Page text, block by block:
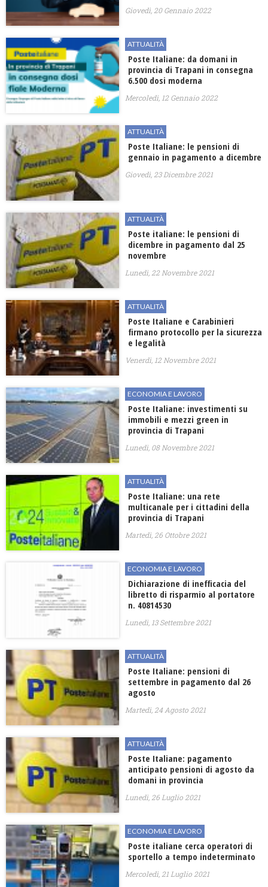
Giovedì, 20 Gennaio 2022
ATTUALITÀ
Poste Italiane: da domani in
provincia di Trapani in consegna
6.500 dosi moderna
Mercoledì, 12 Gennaio 2022
ATTUALITÀ
Poste Italiane: le pensioni di
gennaio in pagamento a dicembre
Giovedì, 23 Dicembre 2021
ATTUALITÀ
Poste italiane: le pensioni di
dicembre in pagamento dal 25
novembre
Lunedì, 22 Novembre 2021
ATTUALITÀ
Poste Italiane e Carabinieri
firmano protocollo per la sicurezza
e legalità
Venerdì, 12 Novembre 2021
ECONOMIA E LAVORO
Poste Italiane: investimenti su
immobili e mezzi green in
provincia di Trapani
Lunedì, 08 Novembre 2021
ATTUALITÀ
Poste Italiane: una rete
multicanale per i cittadini della
provincia di Trapani
Martedì, 26 Ottobre 2021
ECONOMIA E LAVORO
Dichiarazione di inefficacia del
libretto di risparmio al portatore
n. 40814530
Lunedì, 13 Settembre 2021
ATTUALITÀ
Poste Italiane: pensioni di
settembre in pagamento dal 26
agosto
Martedì, 24 Agosto 2021
ATTUALITÀ
Poste Italiane: pagamento
anticipato pensioni di agosto da
domani in provincia
Lunedì, 26 Luglio 2021
ECONOMIA E LAVORO
Poste italiane cerca operatori di
sportello a tempo indeterminato
Mercoledì, 21 Luglio 2021